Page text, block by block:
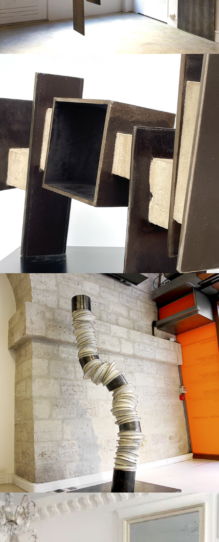
2011
PAS DE CÔTÉ
2016
"ELLE POURRAIT ÊTRE SANS FIN"